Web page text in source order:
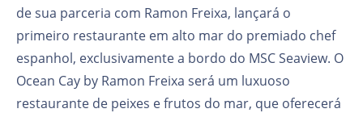
de sua parceria com Ramon Freixa, lançará o
primeiro restaurante em alto mar do premiado chef
espanhol, exclusivamente a bordo do MSC Seaview. O
Ocean Cay by Ramon Freixa será um luxuoso
restaurante de peixes e frutos do mar, que oferecerá